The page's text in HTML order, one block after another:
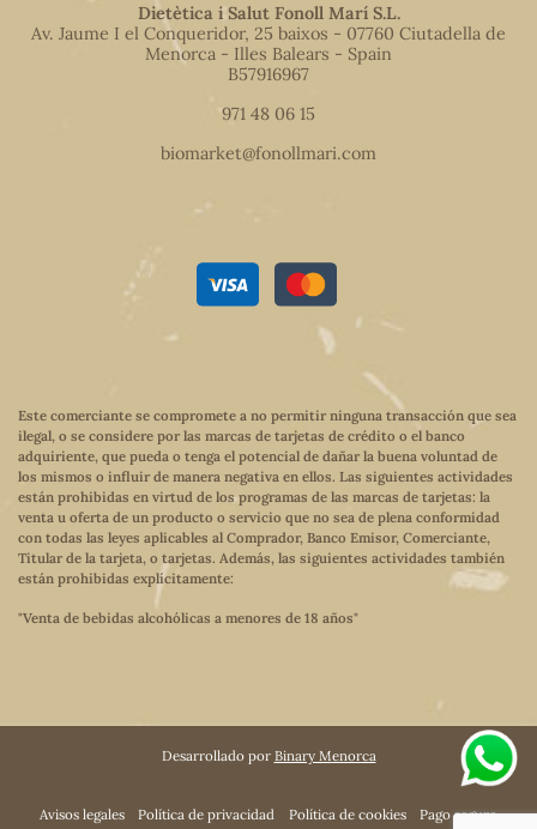
Dietètica i Salut Fonoll Marí S.L.
Av. Jaume I el Conqueridor, 25 baixos - 07760 Ciutadella de
Menorca - Illes Balears - Spain
B57916967
971 48 06 15
biomarket@fonollmari.com
Este comerciante se compromete a no permitir ninguna transacción que sea
ilegal, o se considere por las marcas de tarjetas de crédito o el banco
adquiriente, que pueda o tenga el potencial de dañar la buena voluntad de
los mismos o influir de manera negativa en ellos. Las siguientes actividades
están prohibidas en virtud de los programas de las marcas de tarjetas: la
venta u oferta de un producto o servicio que no sea de plena conformidad
con todas las leyes aplicables al Comprador, Banco Emisor, Comerciante,
Titular de la tarjeta, o tarjetas. Además, las siguientes actividades también
están prohibidas explícitamente:
"Venta de bebidas alcohólicas a menores de 18 años"
Desarrollado por Binary Menorca
Avisos legales Política de privacidad Política de cookies Pago seguro